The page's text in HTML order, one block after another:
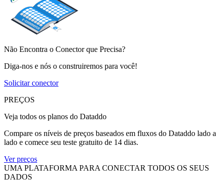
Não Encontra o Conector que Precisa?
Diga-nos e nós o construiremos para você!
Solicitar conector
PREÇOS
Veja todos os planos do Dataddo
Compare os níveis de preços baseados em fluxos do Dataddo lado a
lado e comece seu teste gratuito de 14 dias.
Ver preços
UMA PLATAFORMA PARA CONECTAR TODOS OS SEUS
DADOS